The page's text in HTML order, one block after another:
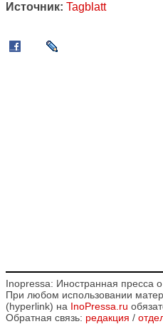
Источник: Tagblatt
Inopressa: Иностранная пресса
При любом использовании
(hyperlink) на InoPressa.ru
Обратная связь: редакция /